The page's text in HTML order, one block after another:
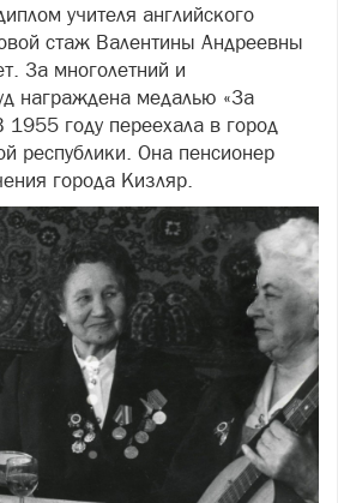
учителя английского
стаж Валентины Андреевны
За многолетний и
награждена медалью «За
1955 году переехала в город
республики. Она пенсионер
города Кизляр.